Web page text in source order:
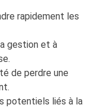
rapidement les
gestion et à
de perdre une
potentiels liés à la